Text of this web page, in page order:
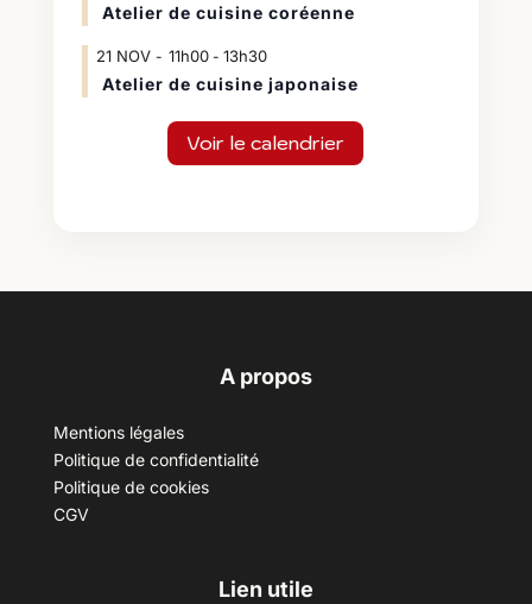
Atelier de cuisine coréenne
21 NOV 11h00- 13h30
Atelier de cuisine japonaise
Voir le calendrier
A propos
Mentions légales
Politique de confidentialité
Politique de cookies
CGV
Lien utile